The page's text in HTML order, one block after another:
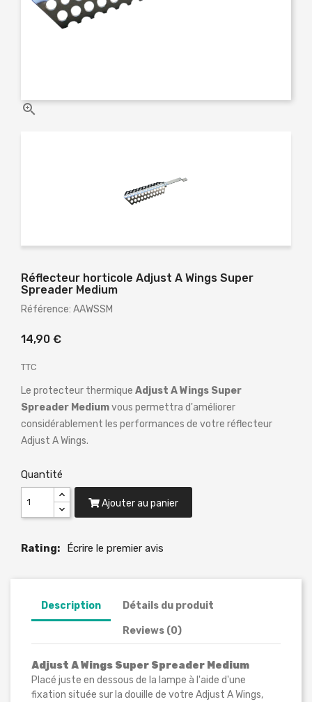

Réflecteur horticole Adjust A Wings Super
Spreader Medium
Référence: AAWSSM
14,90 €
TTC
Le protecteur thermique Adjust A Wings Super
Spreader Mediumvous permettra d'améliorer
considérablement les performances de votre réflecteur
Adjust A Wings.
Quantité
Ajouter au panier
Rating: Écrire le premier avis
Description Détails du produit
Reviews (0)
Adjust A Wings Super Spreader Medium
Placé juste en dessous de la lampe à l'aide d'une
fixation située sur la douille de votre Adjust A Wings,